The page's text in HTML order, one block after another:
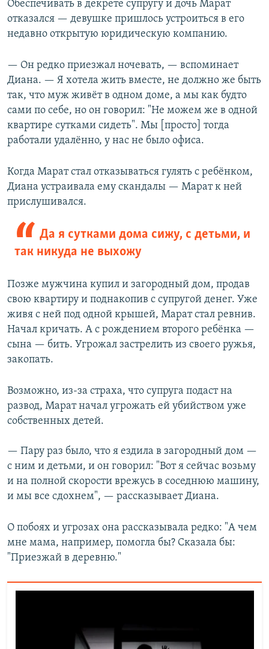
Обеспечивать в декрете супругу и дочь Марат
отказался — девушке пришлось устроиться в его
недавно открытую юридическую компанию.
— Он редко приезжал ночевать, — вспоминает
Диана. — Я хотела жить вместе, не должно же быть
так, что муж живёт в одном доме, а мы как будто
сами по себе, но он говорил: "Не можем же в одной
квартире сутками сидеть". Мы [просто] тогда
работали удалённо, у нас не было офиса.
Когда Марат стал отказываться гулять с ребёнком,
Диана устраивала ему скандалы — Марат к ней
прислушивался.
Да я сутками дома сижу, с детьми, и
так никуда не выхожу
Позже мужчина купил и загородный дом, продав
свою квартиру и поднакопив с супругой денег. Уже
живя с ней под одной крышей, Марат стал ревнив.
Начал кричать. А с рождением второго ребёнка —
сына — бить. Угрожал застрелить из своего ружья,
закопать.
Возможно, из-за страха, что супруга подаст на
развод, Марат начал угрожать ей убийством уже
собственных детей.
— Пару раз было, что я ездила в загородный дом —
с ним и детьми, и он говорил: "Вот я сейчас возьму
и на полной скорости врежусь в соседнюю машину,
и мы все сдохнем", — рассказывает Диана.
О побоях и угрозах она рассказывала редко: "А чем
мне мама, например, помогла бы? Сказала бы:
"Приезжай в деревню."